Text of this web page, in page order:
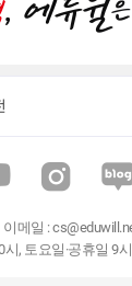
이메일 :
, 토요일·공휴일 9